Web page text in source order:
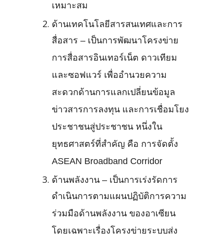
เหมาะสม
ด้านเทคโนโลยีสารสนเทศและการ
สื่อสาร – เป็นการพัฒนาโครงข่าย
การสื่อสารอินเทอร์เน็ต ดาวเทียม
และซอฟแวร์ เพื่ออำนวยความ
สะดวกด้านการแลกเปลี่ยนข้อมูล
ข่าวสารการลงทุน และการเชื่อมโยง
ประชาชนสู่ประชาชน หนึ่งใน
ยุทธศาสตร์ที่สำคัญ คือ การจัดตั้ง
ASEAN Broadband Corridor
ด้านพลังงาน – เป็นการเร่งรัดการ
ดำเนินการตามแผนปฏิบัติการความ
ร่วมมือด้านพลังงาน ของอาเซียน
โดยเฉพาะเรื่องโครงข่ายระบบส่ง